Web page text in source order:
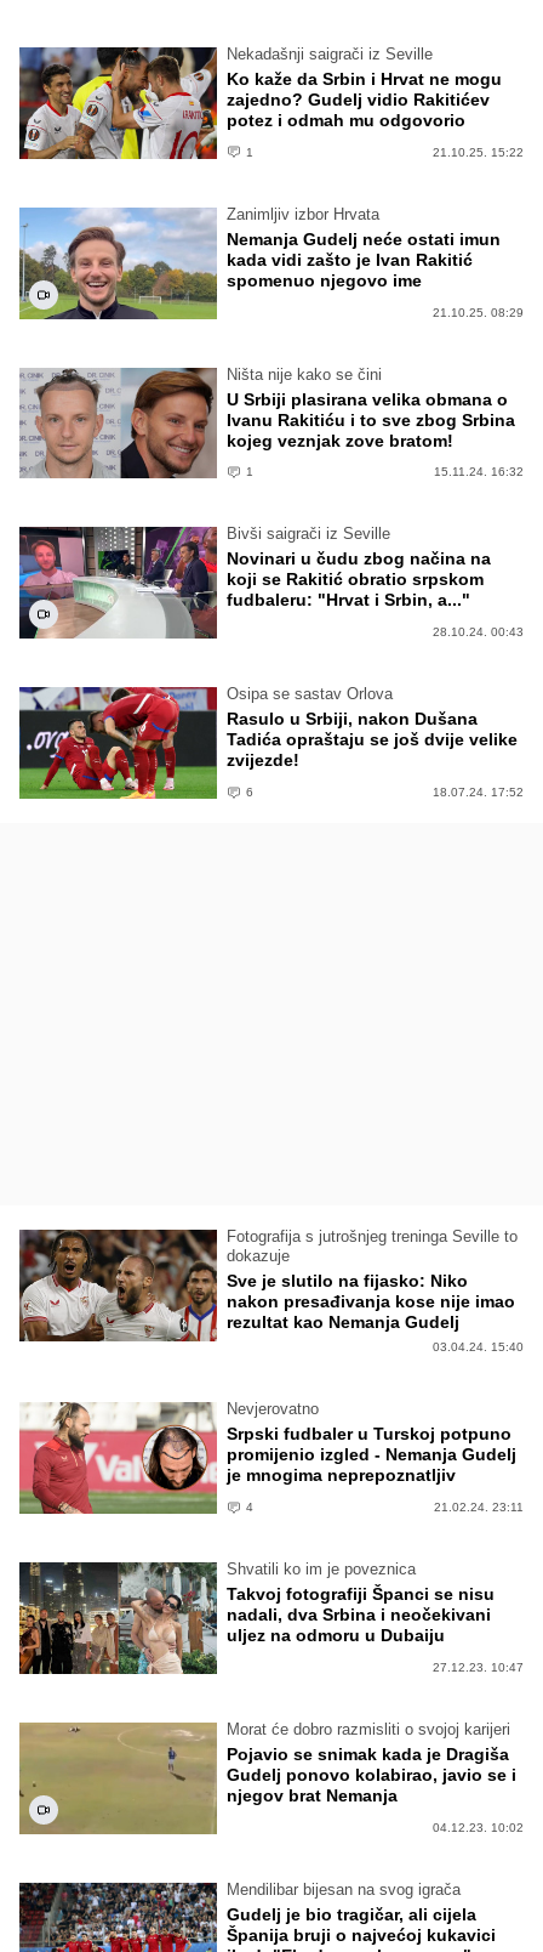
Nekadašnji saigrači iz Seville
Ko kaže da Srbin i Hrvat ne mogu
zajedno? Gudelj vidio Rakitićev
potez i odmah mu odgovorio
1 21.10.25. 15:22
Zanimljiv izbor Hrvata
Nemanja Gudelj neće ostati imun
kada vidi zašto je Ivan Rakitić
spomenuo njegovo ime
21.10.25. 08:29
Ništa nije kako se čini
U Srbiji plasirana velika obmana o
Ivanu Rakitiću i to sve zbog Srbina
kojeg veznjak zove bratom!
1 15.11.24. 16:32
Bivši saigrači iz Seville
Novinari u čudu zbog načina na
koji se Rakitić obratio srpskom
fudbaleru: "Hrvat i Srbin, a..."
28.10.24. 00:43
Osipa se sastav Orlova
Rasulo u Srbiji, nakon Dušana
Tadića opraštaju se još dvije velike
zvijezde!
6 18.07.24. 17:52
Fotografija s jutrošnjeg treninga Seville to
dokazuje
Sve je slutilo na fijasko: Niko
nakon presađivanja kose nije imao
rezultat kao Nemanja Gudelj
03.04.24. 15:40
Nevjerovatno
Srpski fudbaler u Turskoj potpuno
promijenio izgled - Nemanja Gudelj
je mnogima neprepoznatljiv
4 21.02.24. 23:11
Shvatili ko im je poveznica
Takvoj fotografiji Španci se nisu
nadali, dva Srbina i neočekivani
uljez na odmoru u Dubaiju
27.12.23. 10:47
Morat će dobro razmisliti o svojoj karijeri
Pojavio se snimak kada je Dragiša
Gudelj ponovo kolabirao, javio se i
njegov brat Nemanja
04.12.23. 10:02
Mendilibar bijesan na svog igrača
Gudelj je bio tragičar, ali cijela
Španija bruji o najvećoj kukavici